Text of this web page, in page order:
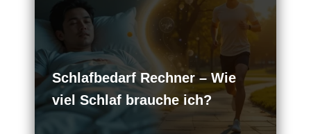
Schlafbedarf Rechner – Wie
viel Schlaf brauche ich?